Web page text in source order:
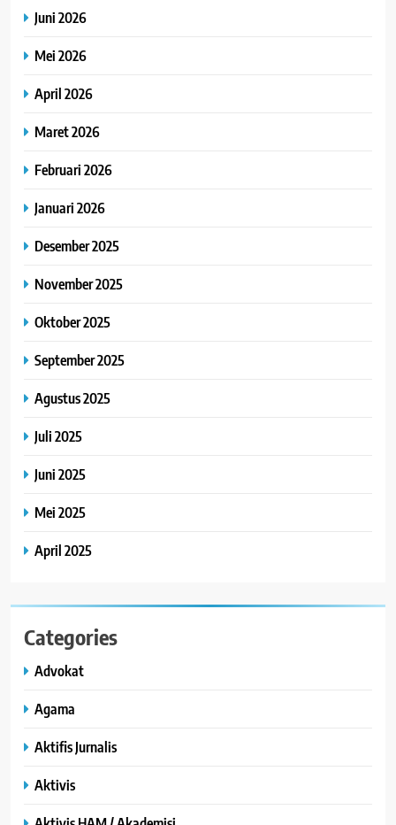
Juni 2026
Mei 2026
April 2026
Maret 2026
Februari 2026
Januari 2026
Desember 2025
November 2025
Oktober 2025
September 2025
Agustus 2025
Juli 2025
Juni 2025
Mei 2025
April 2025
Categories
Advokat
Agama
Aktifis Jurnalis
Aktivis